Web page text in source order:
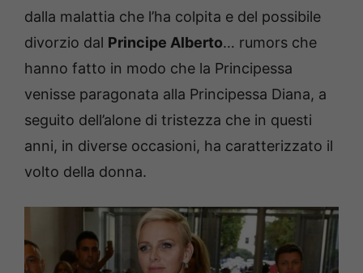
dalla malattia che l’ha colpita e del possibile
divorzio dal Principe Alberto… rumors che
hanno fatto in modo che la Principessa
venisse paragonata alla Principessa Diana, a
seguito dell’alone di tristezza che in questi
anni, in diverse occasioni, ha caratterizzato il
volto della donna.